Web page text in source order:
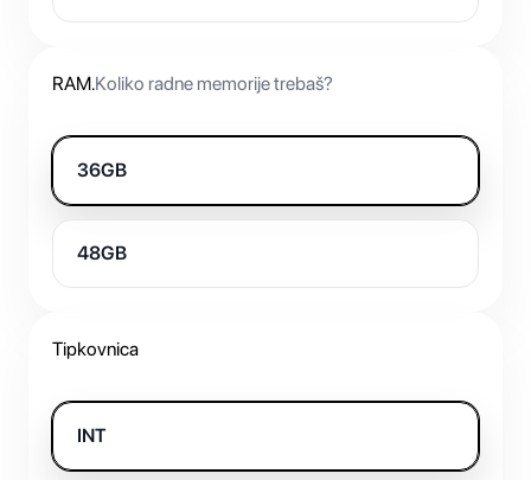
RAM.Koliko radne memorije trebaš?
36GB
48GB
Tipkovnica
INT